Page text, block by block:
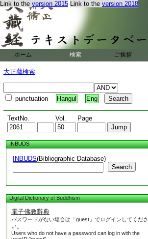
Link to the version 2015 Link to the version 2018
ホーム 検索 ご挨拶
大正蔵検索
punctuation Hangul Eng
TextNo. Vol. Page
INBUDS
INBUDS(Bibliographic Database)
Search
Digital Dictionary of Buddhism
電子佛教辭典
パスワードがない場合は「guest」でログインしてくださ
い。
Users who do not have a password can log in with the